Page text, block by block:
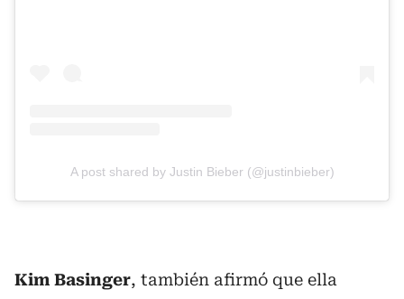
A post shared by Justin Bieber (@justinbieber)
Kim Basinger, también afirmó que ella